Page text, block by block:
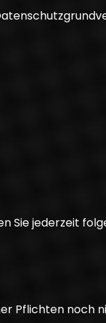
jederzeit
Pflichten noch